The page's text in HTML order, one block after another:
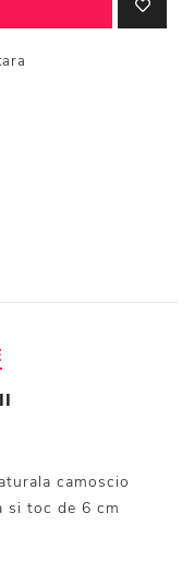
camoscio
si toc de 6 cm